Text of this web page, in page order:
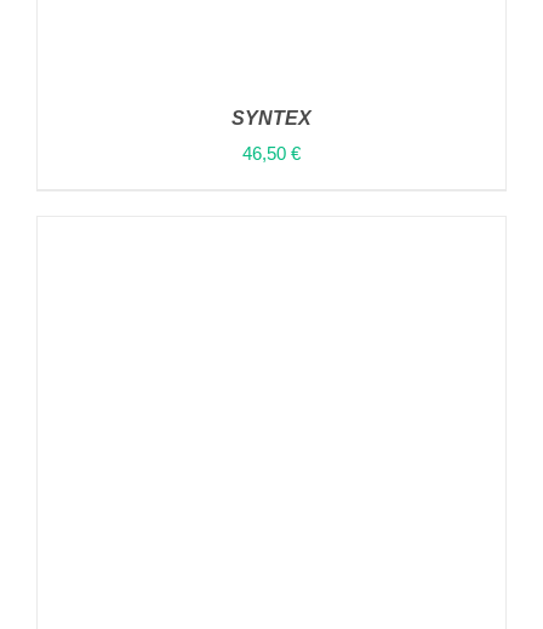
SYNTEX
46,50 €